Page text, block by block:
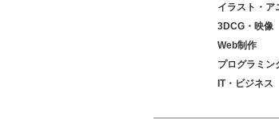
イラスト・ア
3DCG・映像
Web制作
プログラミン
IT・ビジネス